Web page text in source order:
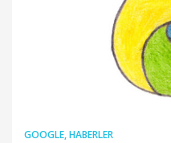
GOOGLE,HABERLER